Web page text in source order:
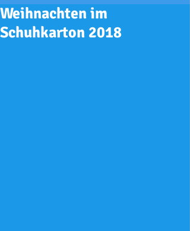
Weihnachten im
Schuhkarton 2018